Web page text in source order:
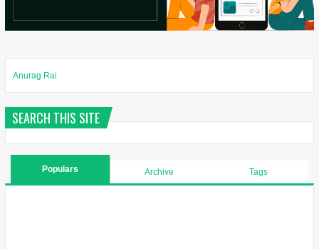
Anurag Rai
SEARCH THIS SITE
Populars Archive Tags